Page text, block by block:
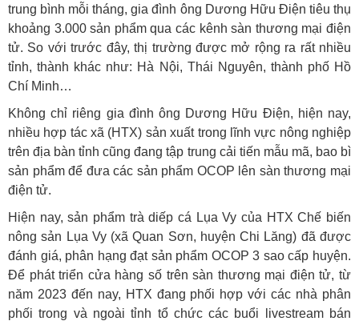
trung bình mỗi tháng, gia đình ông Dương Hữu Điện tiêu thụ
khoảng 3.000 sản phẩm qua các kênh sàn thương mại điện
tử. So với trước đây, thị trường được mở rộng ra rất nhiều
tỉnh, thành khác như: Hà Nội, Thái Nguyên, thành phố Hồ
Chí Minh…
Không chỉ riêng gia đình ông Dương Hữu Điện, hiện nay,
nhiều hợp tác xã (HTX) sản xuất trong lĩnh vực nông nghiệp
trên địa bàn tỉnh cũng đang tập trung cải tiến mẫu mã, bao bì
sản phẩm để đưa các sản phẩm OCOP lên sàn thương mại
điện tử.
Hiện nay, sản phẩm trà diếp cá Lụa Vy của HTX Chế biến
nông sản Lụa Vy (xã Quan Sơn, huyện Chi Lăng) đã được
đánh giá, phân hạng đạt sản phẩm OCOP 3 sao cấp huyện.
Để phát triển cửa hàng số trên sàn thương mại điện tử, từ
năm 2023 đến nay, HTX đang phối hợp với các nhà phân
phối trong và ngoài tỉnh tổ chức các buổi livestream bán